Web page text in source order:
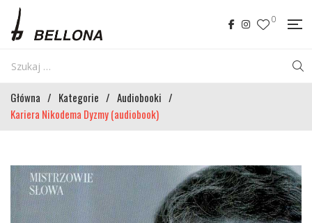
0
Główna / Kategorie / Audiobooki /
Kariera Nikodema Dyzmy (audiobook)